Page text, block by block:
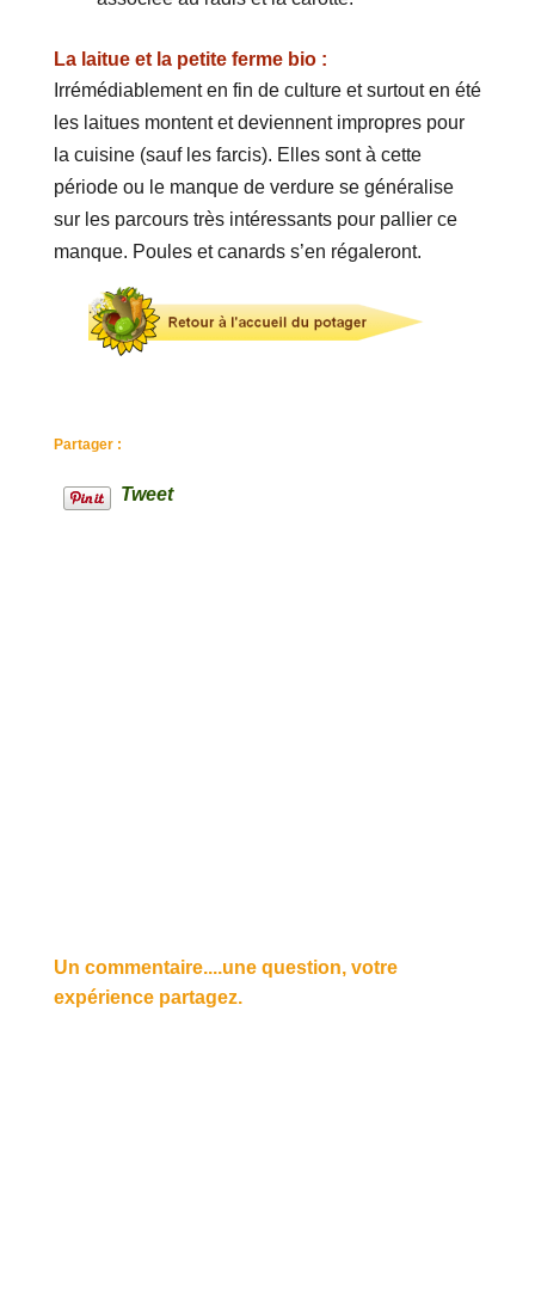
La laitue et la petite ferme bio :
Irrémédiablement en fin de culture et surtout en été
les laitues montent et deviennent impropres pour
la cuisine (sauf les farcis). Elles sont à cette
période ou le manque de verdure se généralise
sur les parcours très intéressants pour pallier ce
manque. Poules et canards s’en régaleront.
Partager :
Tweet
Un commentaire....une question, votre
expérience partagez.